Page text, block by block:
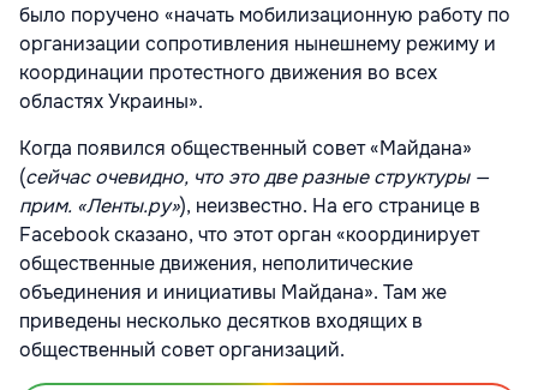
было поручено «начать мобилизационную работу по
организации сопротивления нынешнему режиму и
координации протестного движения во всех
областях Украины».
Когда появился общественный совет «Майдана»
(сейчас очевидно, что это две разные структуры —
прим. «Ленты.ру»), неизвестно. На его странице в
Facebook сказано, что этот орган «координирует
общественные движения, неполитические
объединения и инициативы Майдана». Там же
приведены несколько десятков входящих в
общественный совет организаций.